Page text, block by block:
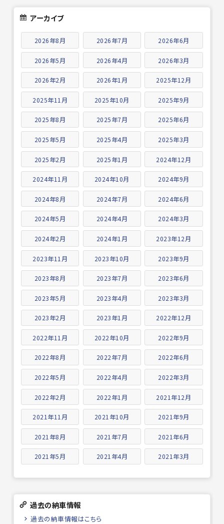
アーカイブ
2026年8月 2026年7月 2026年6月
2026年5月 2026年4月 2026年3月
2026年2月 2026年1月 2025年12月
2025年11月 2025年10月 2025年9月
2025年8月 2025年7月 2025年6月
2025年5月 2025年4月 2025年3月
2025年2月 2025年1月 2024年12月
2024年11月 2024年10月 2024年9月
2024年8月 2024年7月 2024年6月
2024年5月 2024年4月 2024年3月
2024年2月 2024年1月 2023年12月
2023年11月 2023年10月 2023年9月
2023年8月 2023年7月 2023年6月
2023年5月 2023年4月 2023年3月
2023年2月 2023年1月 2022年12月
2022年11月 2022年10月 2022年9月
2022年8月 2022年7月 2022年6月
2022年5月 2022年4月 2022年3月
2022年2月 2022年1月 2021年12月
2021年11月 2021年10月 2021年9月
2021年8月 2021年7月 2021年6月
2021年5月 2021年4月 2021年3月
過去の納車情報
過去の納車情報はこちら